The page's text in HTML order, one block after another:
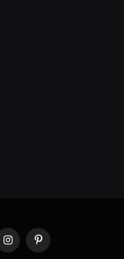
InstagramPinterest